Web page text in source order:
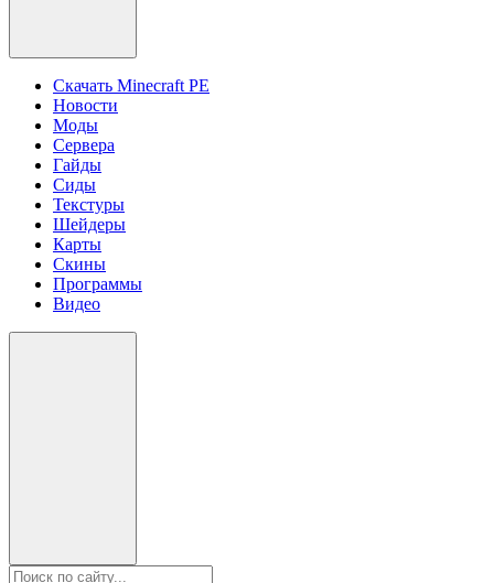
Скачать Minecraft PE
Новости
Моды
Сервера
Гайды
Сиды
Текстуры
Шейдеры
Карты
Скины
Программы
Видео